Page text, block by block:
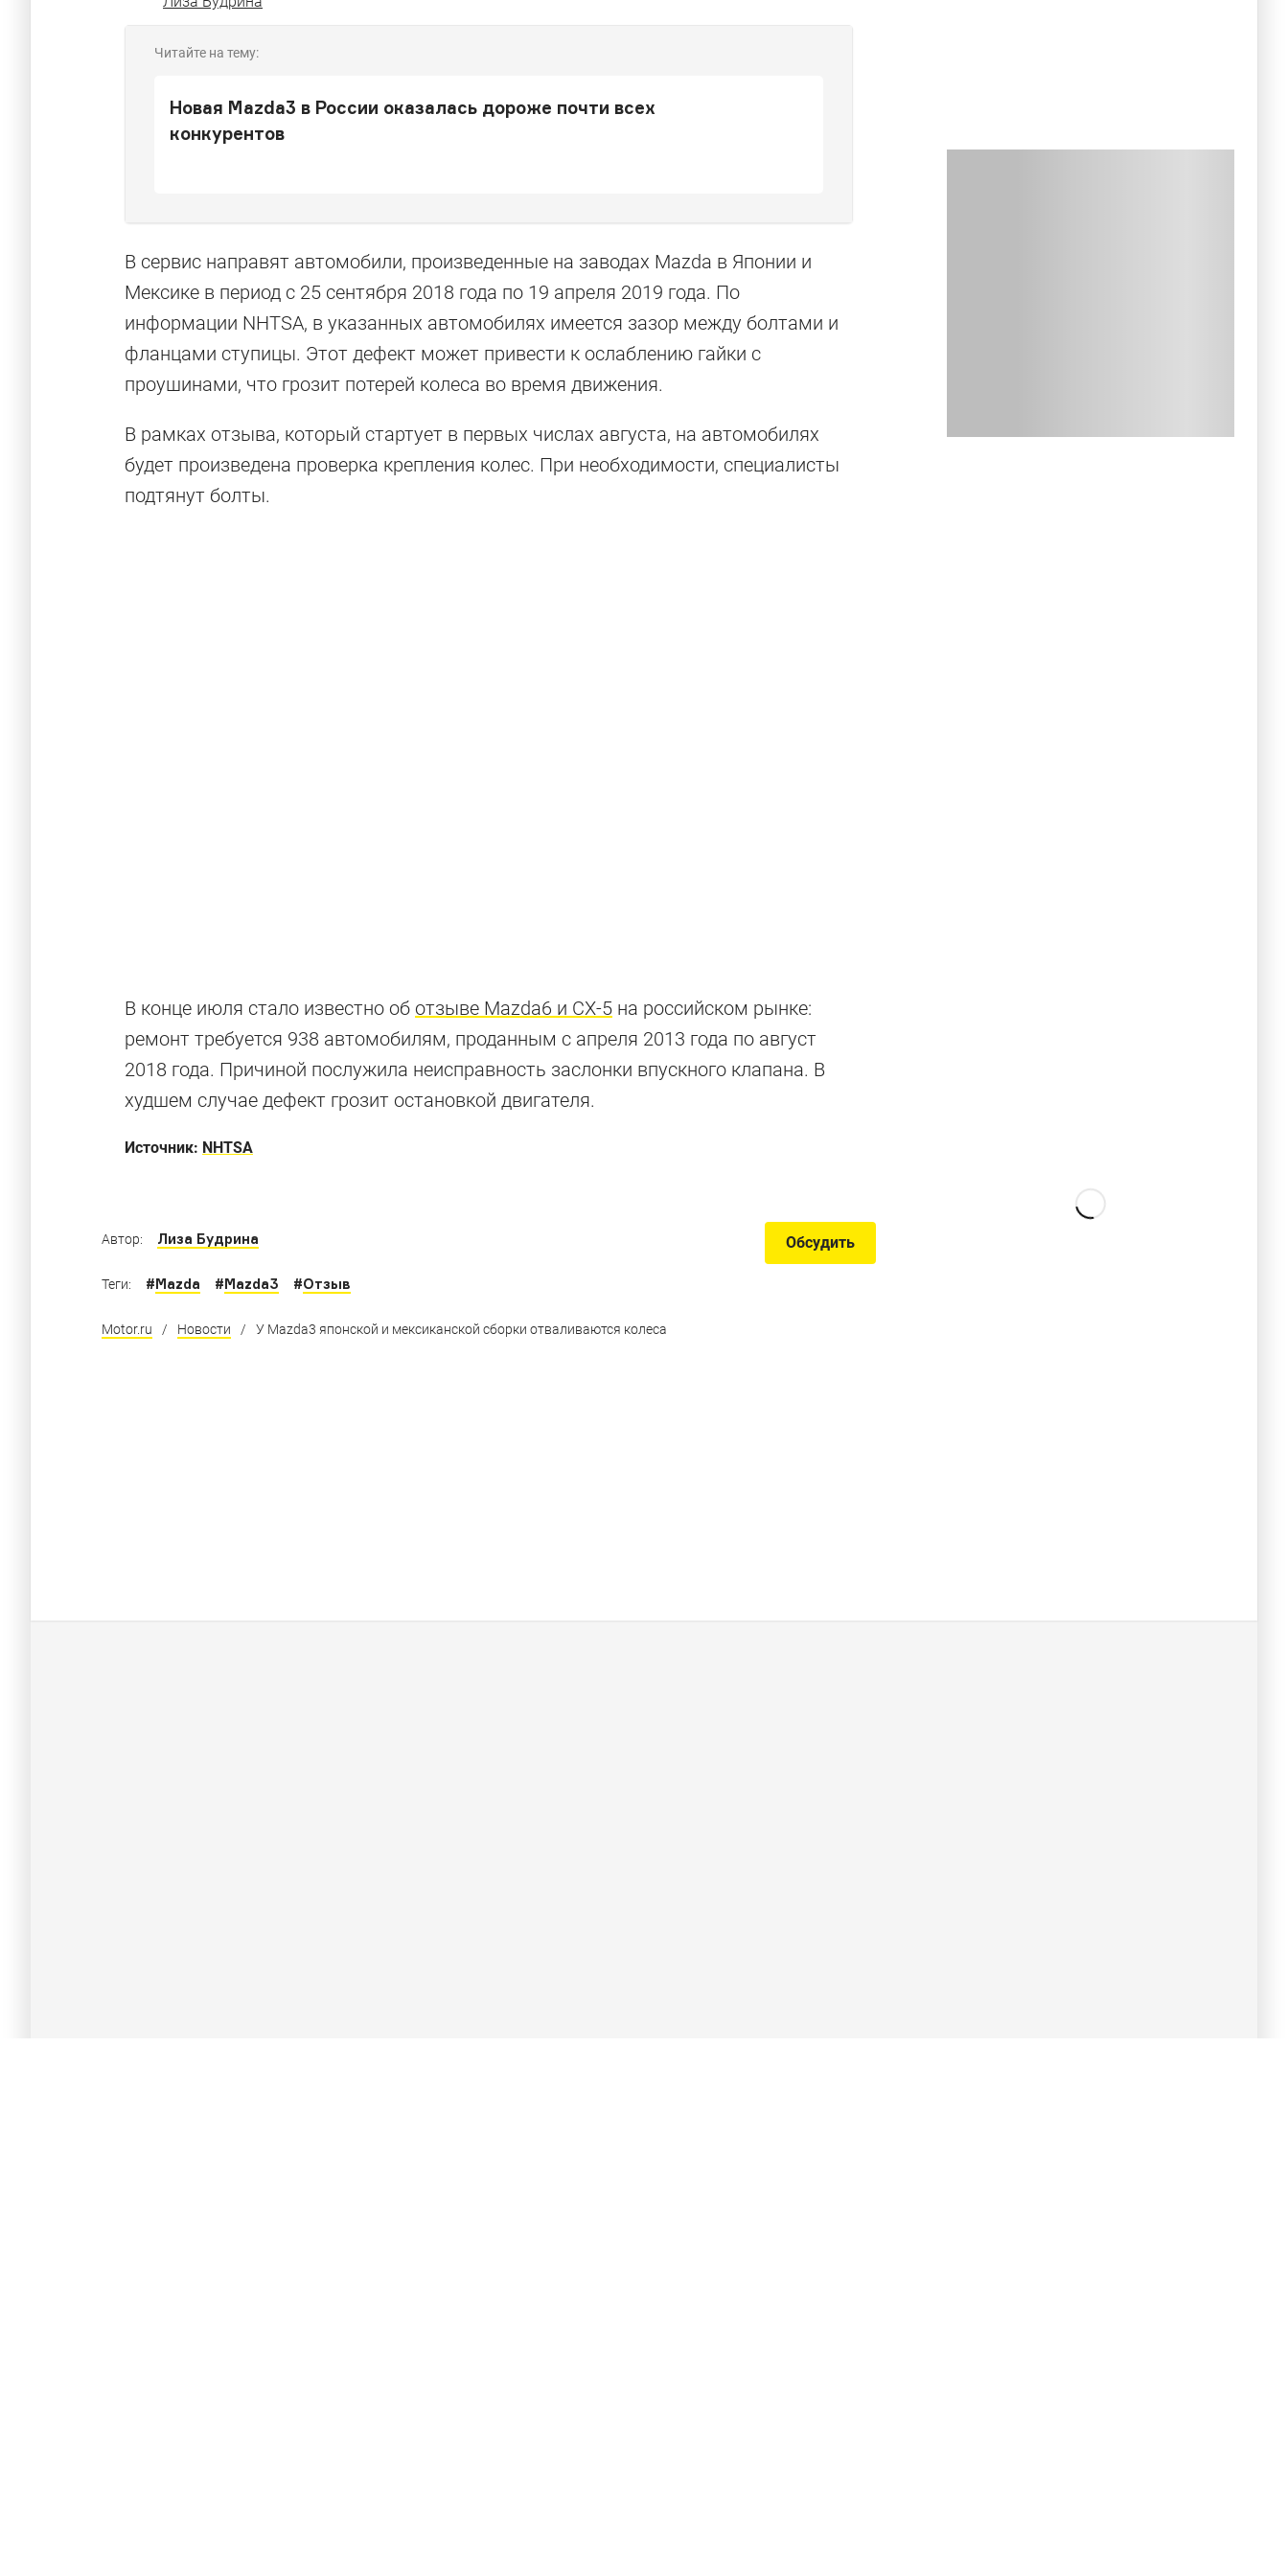
Читайте на тему:
Новая Mazda3 в России оказалась дороже почти всех
конкурентов
В сервис направят автомобили, произведенные на заводах Mazda в Японии и
Мексике в период с 25 сентября 2018 года по 19 апреля 2019 года. По
информации NHTSA, в указанных автомобилях имеется зазор между болтами и
фланцами ступицы. Этот дефект может привести к ослаблению гайки с
проушинами, что грозит потерей колеса во время движения.
В рамках отзыва, который стартует в первых числах августа, на автомобилях
будет произведена проверка крепления колес. При необходимости, специалисты
подтянут болты.
В конце июля стало известно об отзыве Mazda6 и CX-5 на российском рынке:
ремонт требуется 938 автомобилям, проданным c апреля 2013 года по август
2018 года. Причиной послужила неисправность заслонки впускного клапана. В
худшем случае дефект грозит остановкой двигателя.
Источник: NHTSA
Я все исправлю!
Какие машины отзывали в России из-за дефектов
Обсудить
Автор: Лиза Будрина
Теги: #Mazda #Mazda3 #Отзыв
Motor.ru / Новости / У Mazda3 японской и мексиканской сборки отваливаются колеса